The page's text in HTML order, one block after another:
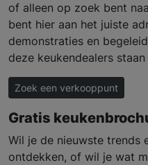
of alleen op zoek bent
bent hier aan het juiste
demonstraties en
deze keukendealers
Zoek een verkooppunt
Gratis
Wil je de nieuwste trends
ontdekken, of wil je wat